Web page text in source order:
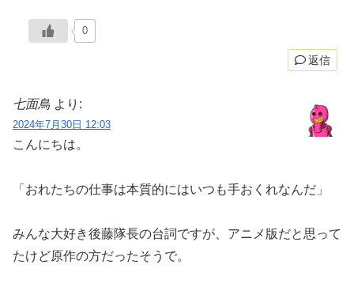
0
返信
七面鳥 より:
2024年7月30日 12:03
こんにちは。
「おれたちの仕事は本質的にはいつも手おくれなんだ」
みんな大好き後藤隊長の台詞ですが、アニメ版だと思って
たけど原作の方だったそうで。